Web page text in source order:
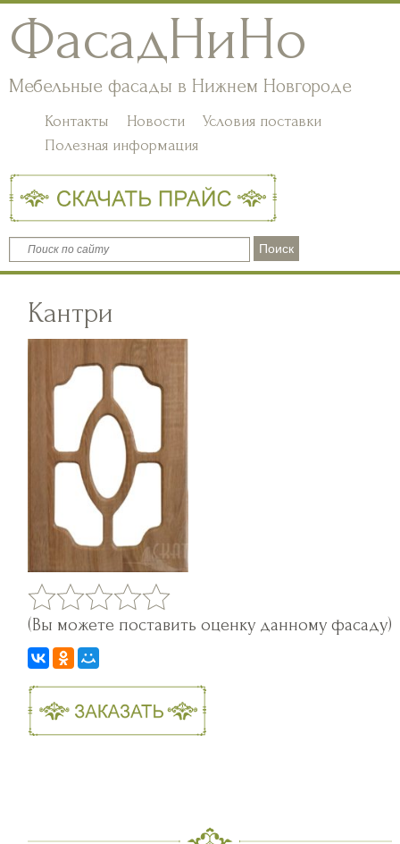
ФасадНиНо
Мебельные фасады в Нижнем Новгороде
Контакты Новости
Условия поставки
Полезная информация
Кантри
(Вы можете поставить оценку данному фасаду)